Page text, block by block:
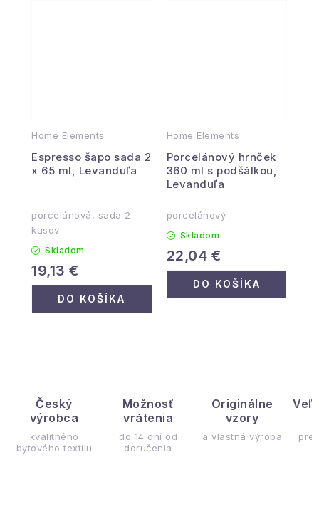
Český
výrobca
kvalitného
bytového textilu
Možnosť
vrátenia
do 14 dní od
doručenia
Originálne
vzory
a vlastná výroba pre
Home Elements
Espresso šapo sada 2
x 65 ml, Levanduľa
porcelánová, sada 2
kusov
Skladom
19,13 €
DO KOŠÍKA
Home Elements
Porcelánový hrnček
360 ml s podšálkou,
Levanduľa
porcelánový
Skladom
22,04 €
DO KOŠÍKA